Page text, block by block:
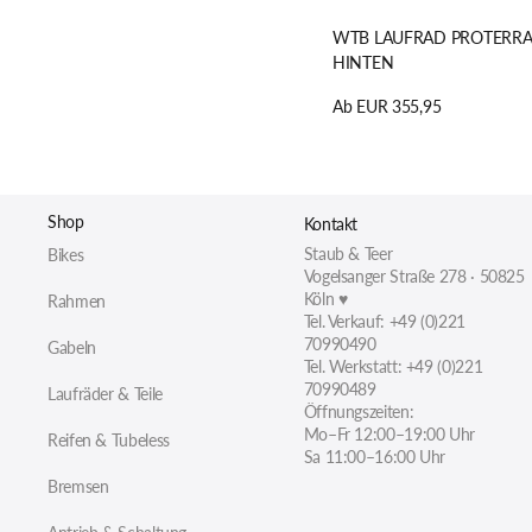
WTB LAUFRAD
HINTEN
Regulärer
Ab EUR 355,95
Shop
Bikes
Rahmen
Gabeln
Laufräder & Teile
Reifen & Tubeless
Bremsen
Kontakt
Staub & Teer
Vogelsanger Straße 278 · 50825
Köln ♥
Tel. Verkauf: +49 (0)221
70990490
Tel. Werkstatt: +49 (0)221
70990489
Öffnungszeiten:
Mo–Fr 12:00–19:00 Uhr
Sa 11:00–16:00 Uhr